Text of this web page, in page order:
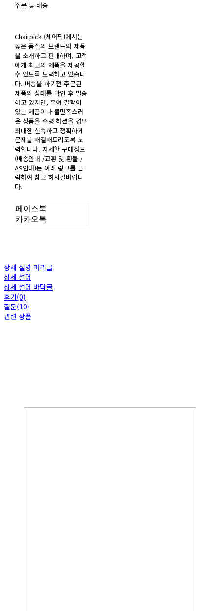
주문 및 배송
Chairpick (체어픽)에서는
높은 품질의 브랜드와 제품
을 소개하고 판매하며, 고객
에게 최고의 제품을 제공할
수 있도록 노력하고 있습니
다. 배송을 하기전 주문된
제품의 상태를 확인 후 발송
하고 있지만, 혹여 결함이
있는 제품이나 불만족스러
운 상품을 수령 하셨을 경우
최대한 신속하고 정확하게
문제를 해결해드리도록 노
력합니다. 자세한 구매정보
(배송안내 /교환 및 환불 /
AS안내)는 아래 링크를 클
릭하여 참고 하시길바랍니
다.
페이스북
카카오톡
상세 설명 머리글
상세 설명
상세 설명 바닥글
후기(0)
질문(10)
관련 상품